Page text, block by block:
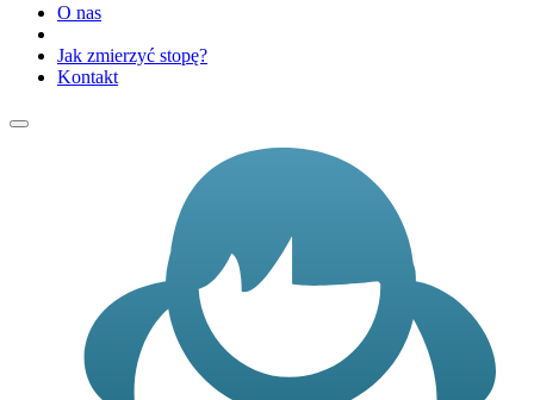
O nas
Jak zmierzyć stopę?
Kontakt